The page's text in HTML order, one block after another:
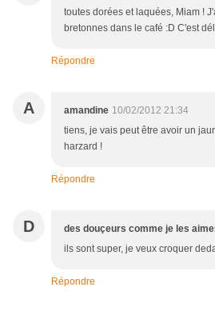
toutes dorées et laquées, Miam !
bretonnes dans le café :D C'est
Répondre
A amandine 10/02/2012 21:34
tiens, je vais peut être avoir un
harzard !
Répondre
D des douçeurs comme je les
ils sont super, je veux croquer
Répondre